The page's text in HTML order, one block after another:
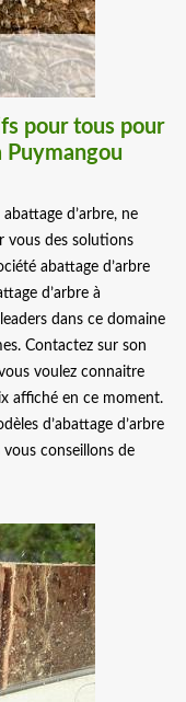
pour tous pour
Puymangou
d’arbre, ne
vous des solutions
abattage d’arbre
d’arbre à
dans ce domaine
Contactez sur son
voulez connaitre
affiché en ce moment.
d’abattage d’arbre
vous conseillons de